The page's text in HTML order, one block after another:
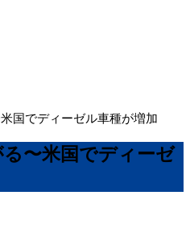
国でディーゼル車種が増加
〜米国でディーゼ